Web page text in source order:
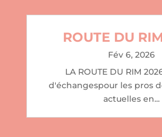
ROUTE DU
Fév 6, 2026
LA ROUTE DU RIM
d'échangespour les pros
actuelles en...